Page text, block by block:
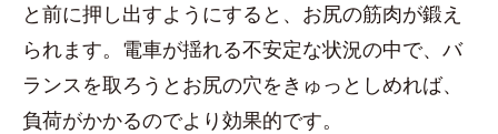
と前に押し出すようにすると、お尻の筋肉が鍛え
られます。電車が揺れる不安定な状況の中で、バ
ランスを取ろうとお尻の穴をきゅっとしめれば、
負荷がかかるのでより効果的です。